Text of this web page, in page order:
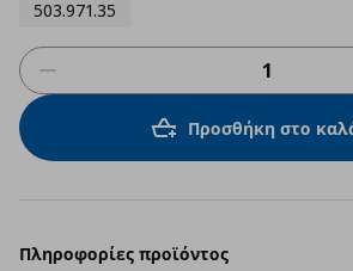
503.971.35
Προσθήκη στο
Πληροφορίες προϊόντος